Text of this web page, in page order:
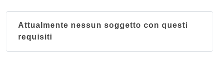
Attualmente nessun soggetto con questi
requisiti